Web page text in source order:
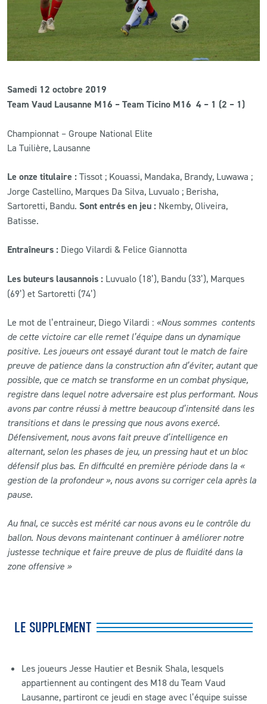
Samedi 12 octobre 2019
Team Vaud Lausanne M16 – Team Ticino M16 4 – 1 (2 – 1)
Championnat – Groupe National Elite
La Tuilière, Lausanne
Le onze titulaire : Tissot ; Kouassi, Mandaka, Brandy, Luwawa ;
Jorge Castellino, Marques Da Silva, Luvualo ; Berisha,
Sartoretti, Bandu. Sont entrés en jeu : Nkemby, Oliveira,
Batisse.
Entraîneurs : Diego Vilardi & Felice Giannotta
Les buteurs lausannois : Luvualo (18’), Bandu (33’), Marques
(69’) et Sartoretti (74’)
Le mot de l’entraineur, Diego Vilardi : «Nous sommes contents
de cette victoire car elle remet l’équipe dans un dynamique
positive. Les joueurs ont essayé durant tout le match de faire
preuve de patience dans la construction afin d’éviter, autant que
possible, que ce match se transforme en un combat physique,
registre dans lequel notre adversaire est plus performant. Nous
avons par contre réussi à mettre beaucoup d’intensité dans les
transitions et dans le pressing que nous avons exercé.
Défensivement, nous avons fait preuve d’intelligence en
alternant, selon les phases de jeu, un pressing haut et un bloc
défensif plus bas. En difficulté en première période dans la «
gestion de la profondeur », nous avons su corriger cela après la
pause.
Au final, ce succès est mérité car nous avons eu le contrôle du
ballon. Nous devons maintenant continuer à améliorer notre
justesse technique et faire preuve de plus de fluidité dans la
zone offensive »
LE SUPPLEMENT
Les joueurs Jesse Hautier et Besnik Shala, lesquels
appartiennent au contingent des M18 du Team Vaud
Lausanne, partiront ce jeudi en stage avec l’équipe suisse